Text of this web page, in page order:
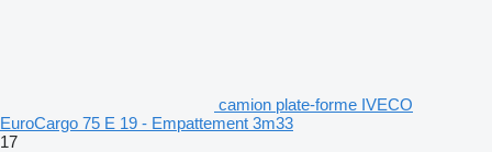
camion plate-forme IVECO
EuroCargo 75 E 19 - Empattement 3m33
17